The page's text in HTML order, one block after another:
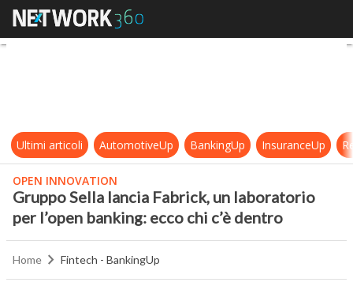
Gruppo Sella lancia Fabrick, un
Ultimi articoli AutomotiveUp BankingUp InsuranceUp
OPEN INNOVATION
Gruppo Sella lancia Fabrick, un laboratorio
per l’open banking: ecco chi c’è dentro
Home Fintech - BankingUp